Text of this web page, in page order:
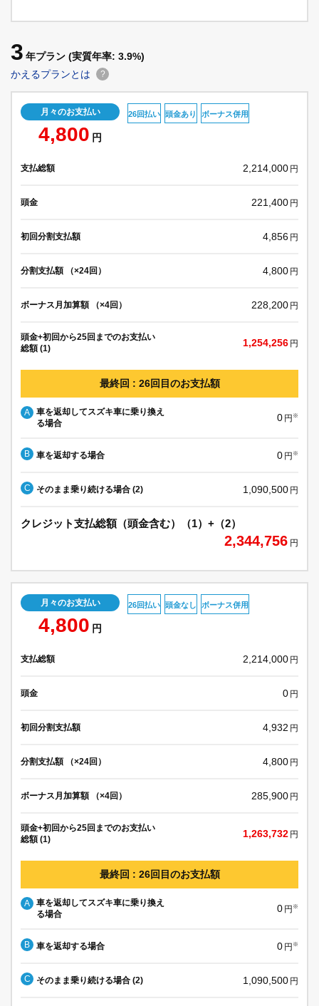
3 年プラン (実質年率: 3.9%)
かえるプランとは
?
月々のお支払い
4,800 円
26回払い 頭金あり ボーナス併用
支払総額 2,214,000 円
頭金 221,400 円
初回分割支払額 4,856 円
分割支払額 （×24回） 4,800 円
ボーナス月加算額 （×4回） 228,200 円
頭金+初回から25回までのお支払い
総額 (1)
1,254,256 円
最終回 : 26回目のお支払額
A
車を返却してスズキ車に乗り換え
る場合
0 円 ※
B 車を返却する場合 0 円 ※
C そのまま乗り続ける場合 (2) 1,090,500 円
クレジット支払総額（頭金含む）（1）+（2）
2,344,756 円
月々のお支払い
4,800 円
26回払い 頭金なし ボーナス併用
支払総額 2,214,000 円
頭金 0 円
初回分割支払額 4,932 円
分割支払額 （×24回） 4,800 円
ボーナス月加算額 （×4回） 285,900 円
頭金+初回から25回までのお支払い
総額 (1)
1,263,732 円
最終回 : 26回目のお支払額
A
車を返却してスズキ車に乗り換え
る場合
0 円 ※
B 車を返却する場合 0 円 ※
C そのまま乗り続ける場合 (2) 1,090,500 円